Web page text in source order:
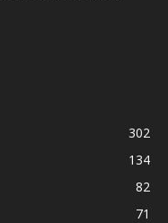
302
134
82
71